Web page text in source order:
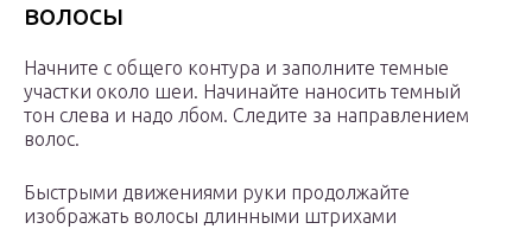
волосы
Начните с общего контура и заполните темные
участки около шеи. Начинайте наносить темный
тон слева и надо лбом. Следите за направлением
волос.
Быстрыми движениями руки продолжайте
изображать волосы длинными штрихами